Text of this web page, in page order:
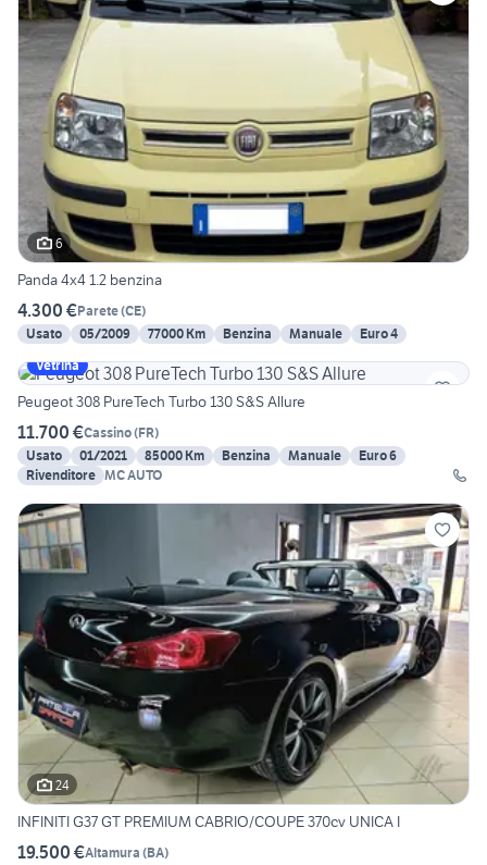
6
Panda 4x4 1.2 benzina
4.300 €Parete(CE)
Usato
05/2009 77000 Km Benzina Manuale
Euro 4
Vetrina
Peugeot 308 PureTech Turbo 130 S&S Allure
11.700 €Cassino(FR)
Usato
01/2021 85000 Km Benzina Manuale
Euro 6
Rivenditore MC AUTO
24
INFINITI G37 GT PREMIUM CABRIO/COUPE 370cv UNICA I
19.500 €Altamura (BA)